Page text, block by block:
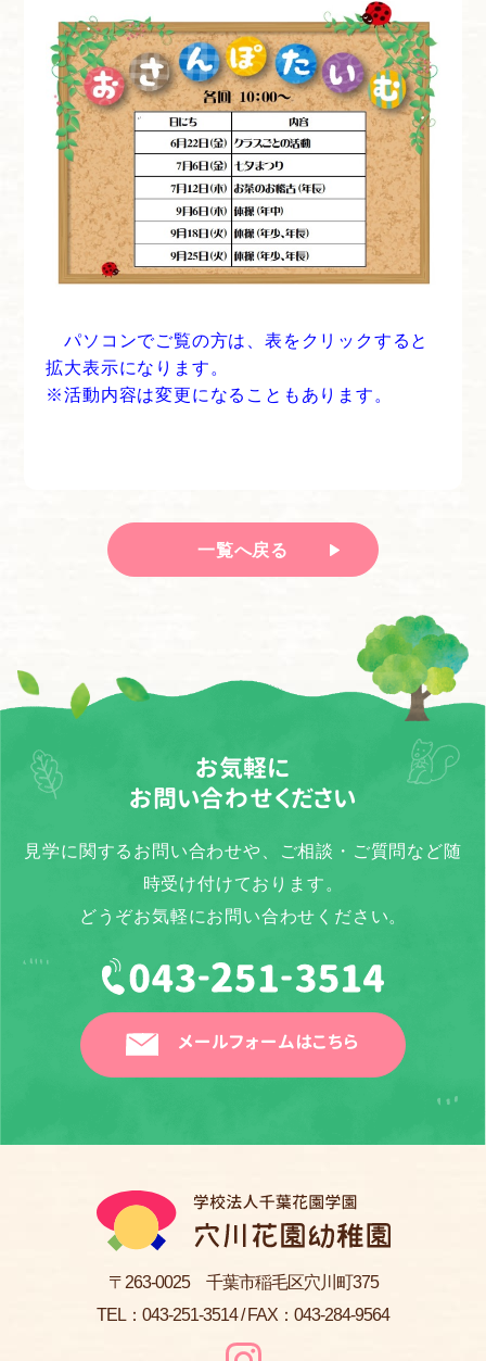
パソコンでご覧の方は、表をクリックすると
拡大表示になります。
※活動内容は変更になることもあります。
一覧へ戻る
お気軽に
お問い合わせください
見学に関するお問い合わせや、ご相談・ご質問など随
時受け付けております。
どうぞお気軽にお問い合わせください。
メールフォームはこちら
〒263-0025 千葉市稲毛区穴川町375
TEL： 043-251-3514/ FAX：043-284-9564